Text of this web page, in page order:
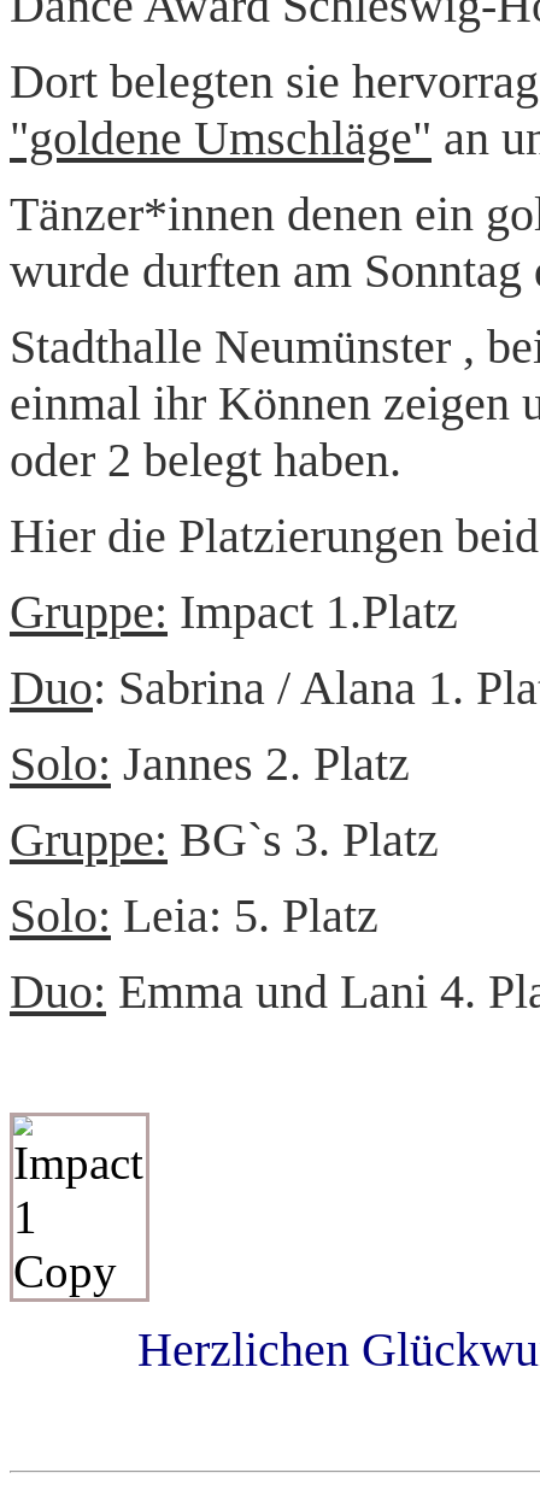
Dort belegten sie
"goldene Umschläge" an
Tänzer*innen denen ein
wurde durften am
Stadthalle Neumünster ,
einmal ihr Können zeigen
oder 2 belegt haben.
Hier die Platzierungen
Gruppe: Impact
Duo: Sabrina / Alana 1.
Solo: Jannes 2. Platz
Gruppe: BG`s 3. Platz
Solo: Leia: 5. Platz
Duo: Emma und Lani 4.
Herzlichen